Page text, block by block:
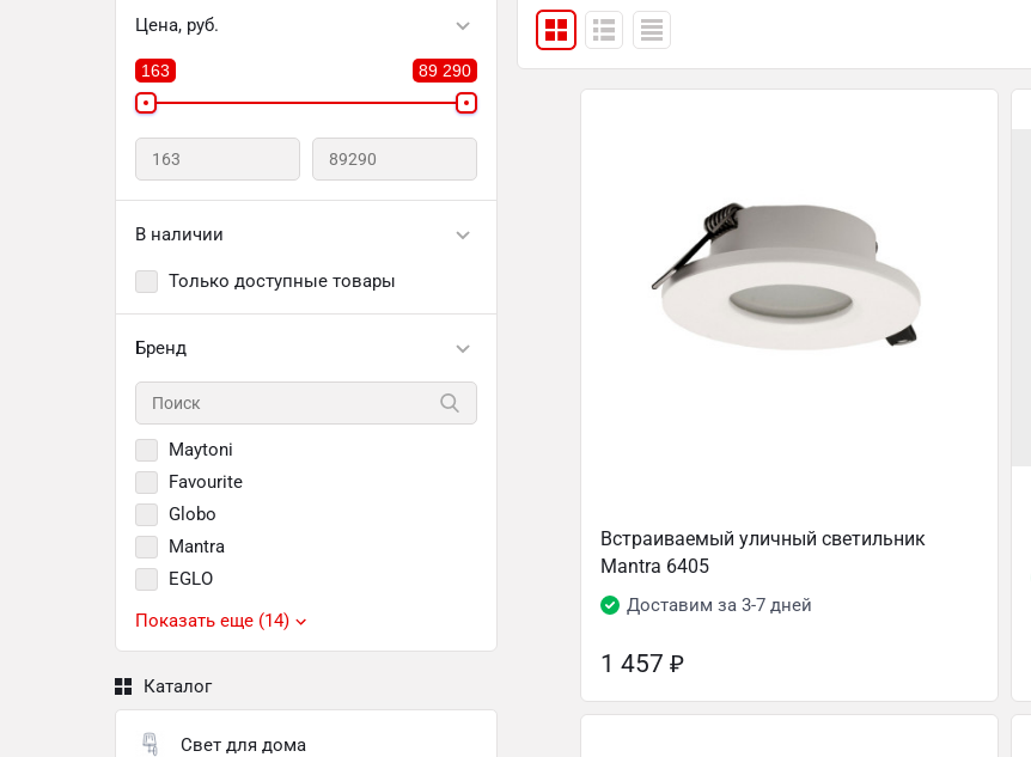
Цена, руб.
163 89 290
В наличии
Только доступные товары
Бренд
Maytoni
Favourite
Globo
Mantra
EGLO
Показать еще (14)
Каталог
Свет для дома
Встраиваемый уличный светильник
Mantra 6405
Доставим за 3-7 дней
1 457 ₽